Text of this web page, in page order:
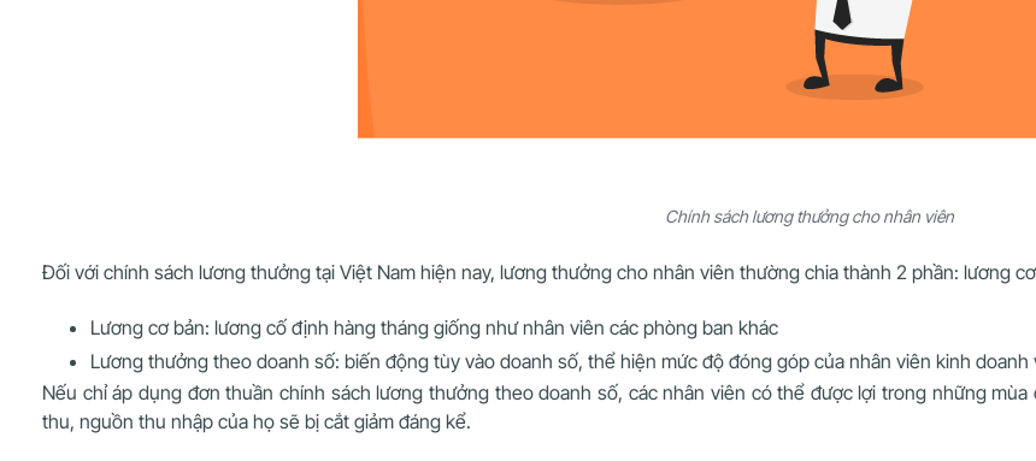
Chính sách lương thưởng cho nhân viên
Đối với chính sách lương thưởng tại Việt Nam hiện nay, lương thưởng cho nhân viên thường chia thành 2 phần: lương
Lương cơ bản: lương cố định hàng tháng giống như nhân viên các phòng ban khác
Lương thưởng theo doanh số: biến động tùy vào doanh số, thể hiện mức độ đóng góp của nhân viên kinh
Nếu chỉ áp dụng đơn thuần chính sách lương thưởng theo doanh số, các nhân viên có thể được lợi trong những
thu, nguồn thu nhập của họ sẽ bị cắt giảm đáng kể.